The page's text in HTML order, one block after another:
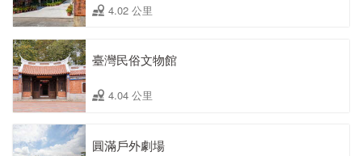
4.02 公里
臺灣民俗文物館
4.04 公里
圓滿戶外劇場